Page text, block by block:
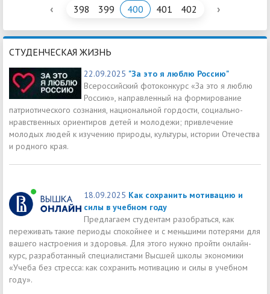
‹ 398 399 400 401 402 ›
СТУДЕНЧЕСКАЯ ЖИЗНЬ
22.09.2025 "За это я люблю Россию"
Всероссийский фотоконкурс «За это я люблю
Россию», направленный на формирование
патриотического сознания, национальной гордости, социально-
нравственных ориентиров детей и молодежи; привлечение
молодых людей к изучению природы, культуры, истории Отечества
и родного края.
18.09.2025 Как сохранить мотивацию и
силы в учебном году
Предлагаем студентам разобраться, как
переживать такие периоды спокойнее и с меньшими потерями для
вашего настроения и здоровья. Для этого нужно пройти онлайн-
курс, разработанный специалистами Высшей школы экономики
«Учеба без стресса: как сохранить мотивацию и силы в учебном
году».